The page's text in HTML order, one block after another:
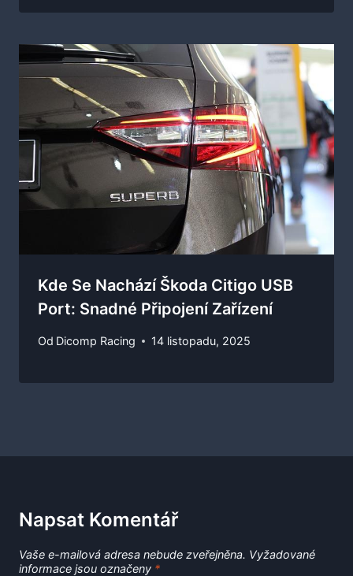
Kde Se Nachází Škoda Citigo USB
Port: Snadné Připojení Zařízení
Od Dicomp Racing 14 listopadu, 2025
Napsat Komentář
Vaše e-mailová adresa nebude zveřejněna. Vyžadované
informace jsou označeny *